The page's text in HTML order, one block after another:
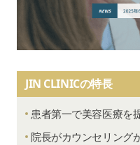
JIN CLINICの特長
患者第一で美容医療を
院長がカウンセリング